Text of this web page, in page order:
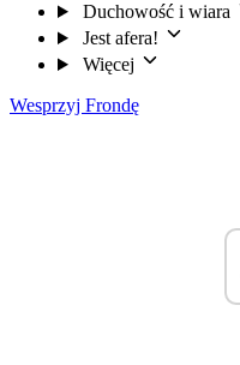
Duchowość i wiara
Jest afera!
Więcej
Wesprzyj Frondę